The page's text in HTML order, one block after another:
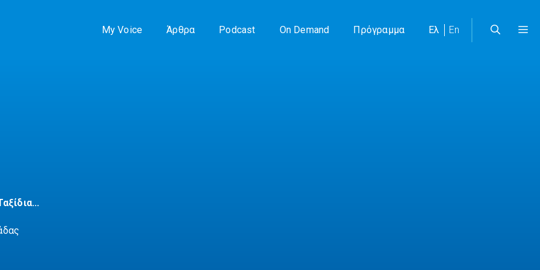
My Voice Άρθρα Podcast On Demand Πρόγραμμα Ελ En